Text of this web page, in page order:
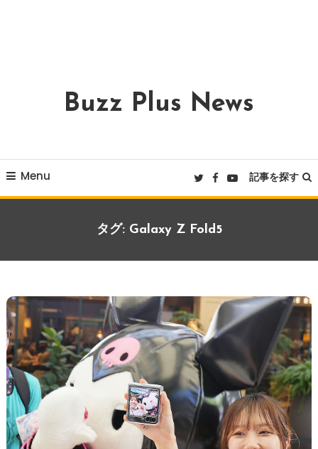
Buzz Plus News
Menu 記事を探す
タグ: Galaxy Z Fold5